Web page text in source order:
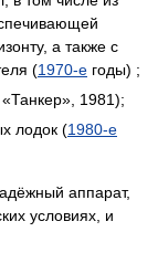
а также с
(1970-е годы) ;
1981);
лодок (1980-е
аппарат,
условиях, и